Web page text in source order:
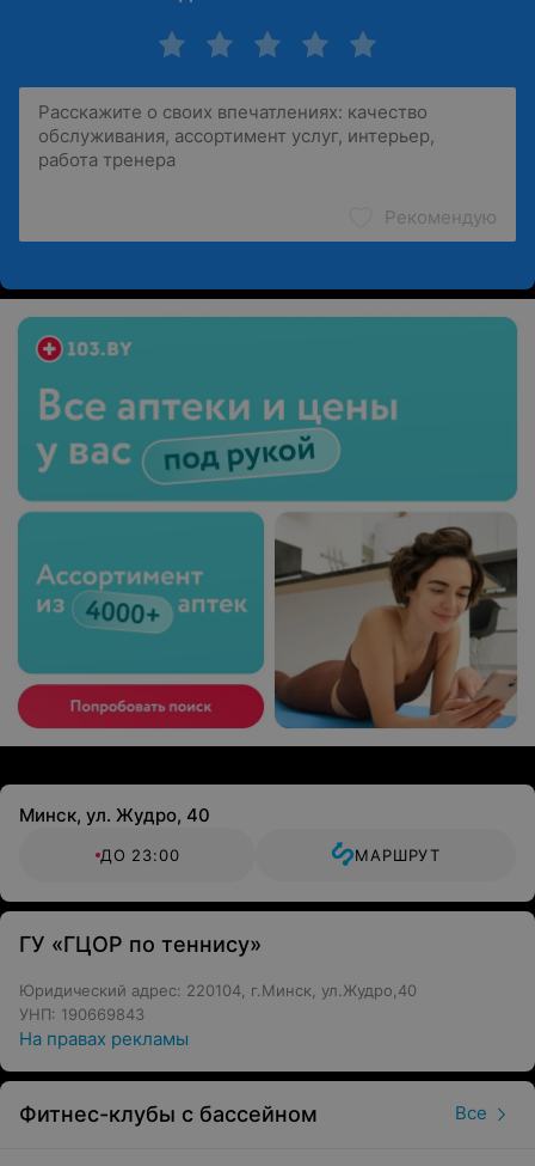
Рекомендую
Минск, ул. Жудро, 40
ДО 23:00 МАРШРУТ
ГУ «ГЦОР по теннису»
Юридический адрес: 220104, г.Минск, ул.Жудро,40
УНП: 190669843
На правах рекламы
Фитнес-клубы с бассейном Все